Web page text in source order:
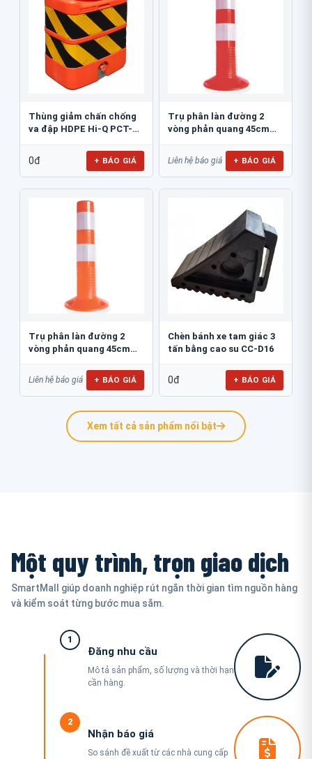
Thùng giảm chấn chống
va đập HDPE Hi-Q PCT-
0đ + BÁO GIÁ
Trụ phân làn đường 2
vòng phản quang 45cm
Liên hệ báo giá + BÁO GIÁ
Trụ phân làn đường 2
vòng phản quang 45cm
Liên hệ báo giá + BÁO GIÁ
Chèn bánh xe tam giác 3
tấn bằng cao su CC-D16
0đ + BÁO GIÁ
Xem tất cả sản phẩm nổi bật
Một quy trình, trọn giao dịch
SmartMall giúp doanh nghiệp rút ngắn thời gian tìm nguồn hàng
và kiểm soát từng bước mua sắm.
1
Đăng nhu cầu
Mô tả sản phẩm, số lượng và thời hạn
cần hàng.
2
Nhận báo giá
So sánh đề xuất từ các nhà cung cấp